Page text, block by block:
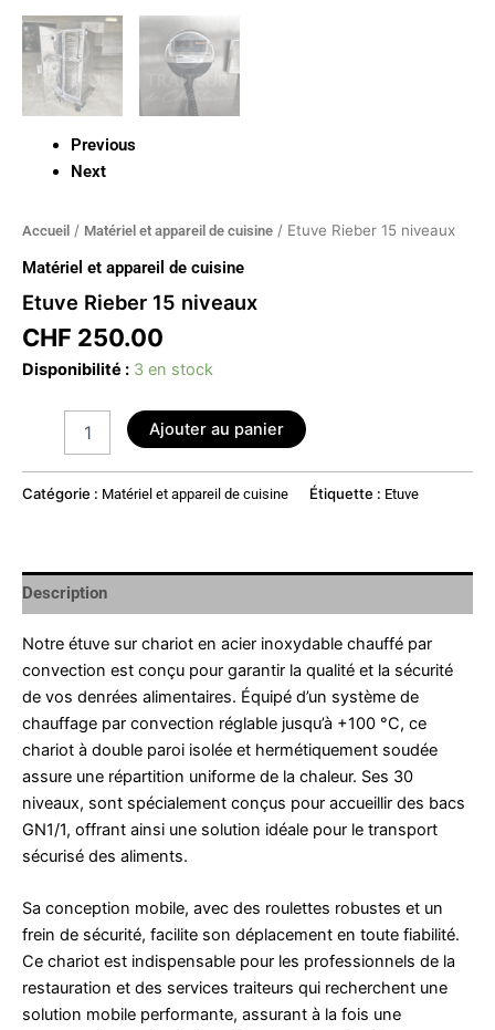
Previous
Next
Accueil / Matériel et appareil de cuisine / Etuve Rieber 15 niveaux
Matériel et appareil de cuisine
Etuve Rieber 15 niveaux
CHF 250.00
Disponibilité : 3 en stock
Ajouter au panier
Catégorie : Matériel et appareil de cuisine Étiquette : Etuve
Description
Notre étuve sur chariot en acier inoxydable chauffé par
convection est conçu pour garantir la qualité et la sécurité
de vos denrées alimentaires. Équipé d’un système de
chauffage par convection réglable jusqu’à +100 °C, ce
chariot à double paroi isolée et hermétiquement soudée
assure une répartition uniforme de la chaleur. Ses 30
niveaux, sont spécialement conçus pour accueillir des bacs
GN1/1, offrant ainsi une solution idéale pour le transport
sécurisé des aliments.
Sa conception mobile, avec des roulettes robustes et un
frein de sécurité, facilite son déplacement en toute fiabilité.
Ce chariot est indispensable pour les professionnels de la
restauration et des services traiteurs qui recherchent une
solution mobile performante, assurant à la fois une